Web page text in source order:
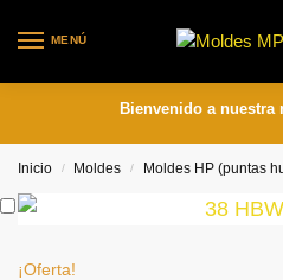
MENÚ
Bienvenido a nuestra
Inicio / Moldes / Moldes HP (puntas
¡Oferta!